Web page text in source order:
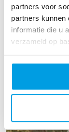
partners voor
partners kunnen
informatie die u
verzameld op
Heel